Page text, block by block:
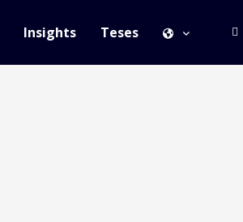
Insights Teses